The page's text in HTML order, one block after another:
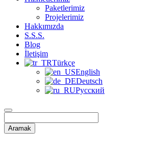
Paketlerimiz
Projelerimiz
Hakkımızda
S.S.S.
Blog
İletişim
Türkçe
English
Deutsch
Русский